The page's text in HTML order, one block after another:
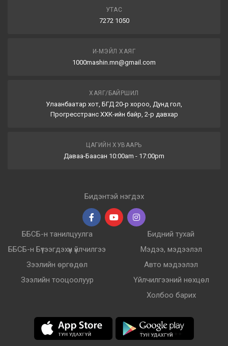
УТАС
7272 1050
И-МЭЙЛ ХАЯГ
1000mashin.mn@gmail.com
ХАЯГ/БАЙРШИЛ
Улаанбаатар хот, БГД 20-р хороо, Дунд гол,
Прогресстранс ХХК-ийн байр, 2-р давхар
ЦАГИЙН ХУВААРЬ
Даваа-Баасан 10:00am - 17:00pm
Бидэнтэй нэгдэх
ББСБ-н танилцуулга
ББСБ-н Бүтээгдэхүүн үйлчилгээ
Зээлийн өргөдөл
Зээлийн тооцоолуур
Бидний тухай
Мэдээ, мэдээлэл
Авто мэдээлэл
Үйлчилгээний нөхцөл
Холбоо барих